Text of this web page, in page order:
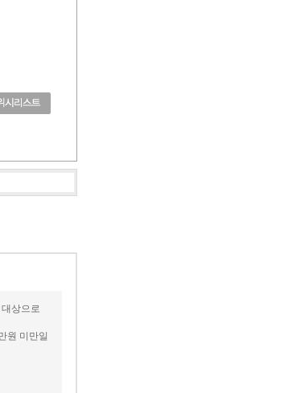
상으로
원 미만일